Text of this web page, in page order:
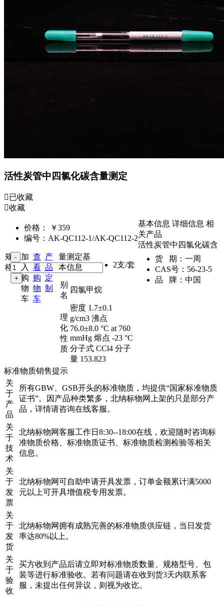
活性炭管中四氯化碳含量测定
已收藏
收藏
价格：
￥359
编号： AK-QC112-1/AK-QC112-2
货 期： 一周
CAS号： 56-23-5
品 牌： 中国
规
格：
2支/套
加
入
购
物
车
查
看
购
物
车
产
品
定
制
基本信息 详细信息 相
关产品
活性炭管中四氯化碳含
量测定基
本信息
别
名
四氯甲烷
理
化
性
质
密度 1.7±0.1
g/cm3 沸点
76.0±8.0 °C at 760
mmHg 熔点 -23 °C
分子式 CCl4 分子
量 153.823
标准物质销售提示
关
于
产
品
所有GBW、GSB开头的标准物质，均提供“国家标准物质
证书”。因产品种类繁多，北纳标物网上架的只是部分产
品，详情请咨询在线客服。
关
于
技
术
北纳标物网客服工作日8:30--18:00在线，欢迎随时咨询标
准物质价格、标准物质证书、标准物质检测检验等相关
信息。
关
于
发
票
北纳标物网可自助申请开具发票，订单金额累计满5000
元以上可开具增值税专用发票。
关
于
发
货
北纳标物网拥有成熟完善的标准物质供应链，当日发货
率达80%以上。
关
于
验
收
买方收到产品后请立即对标准物质数量、规格型号、包
装等进行标准验收。若有问题请在收到货3天内联系客
服，未提出任何异议，则视为收讫。